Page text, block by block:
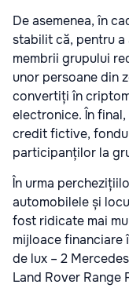
De asemenea, în
stabilit că, pentru
membrii grupului
unor persoane din
convertiți în
electronice. În
credit fictive,
participanților la
În urma
automobilele și
fost ridicate mai
mijloace
de lux – 2
Land Rover